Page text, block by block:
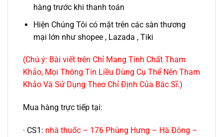
hàng trước khi thanh toán
Hiện Chúng Tôi có mặt trên các sàn thương
mại lớn như shopee , Lazada , Tiki
(Chú ý: Bài viết trên Chỉ Mang Tính Chất Tham
Khảo, Mọi Thông Tin Liều Dùng Cụ Thể Nên Tham
Khảo Và Sử Dụng Theo Chỉ Định Của Bác Sĩ.)
Mua hàng trực tiếp tại:
· CS1: nhà thuốc – 176 Phùng Hưng – Hà Đông –